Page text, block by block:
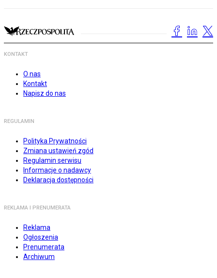
KONTAKT
O nas
Kontakt
Napisz do nas
REGULAMIN
Polityka Prywatności
Zmiana ustawień zgód
Regulamin serwisu
Informacje o nadawcy
Deklaracja dostępności
REKLAMA I PRENUMERATA
Reklama
Ogłoszenia
Prenumerata
Archiwum